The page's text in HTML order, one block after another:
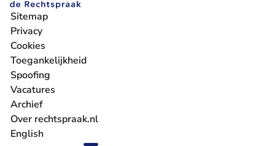
Sitemap
Privacy
Cookies
Toegankelijkheid
Spoofing
Vacatures
- U verlaat Rechtspraak.nl
Archief
Over rechtspraak.nl
English